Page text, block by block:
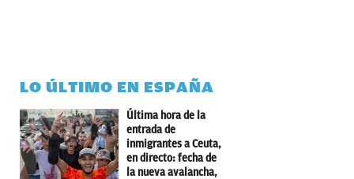
LO ÚLTIMO EN ESPAÑA
Última hora de la
entrada de
inmigrantes a Ceuta,
en directo: fecha de
la nueva avalancha,